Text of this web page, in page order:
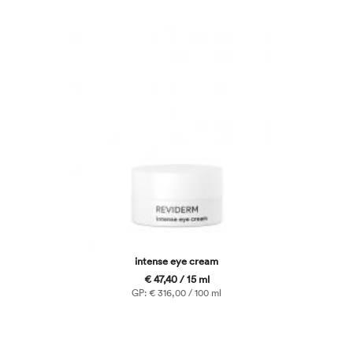
intense eye cream
€ 47,40 / 15 ml
GP: € 316,00 / 100 ml